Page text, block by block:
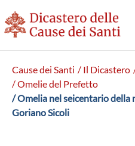
Cause dei Santi / Il Dicastero
/ Omelie del Prefetto
/ Omelia nel seicentario della
Goriano Sicoli